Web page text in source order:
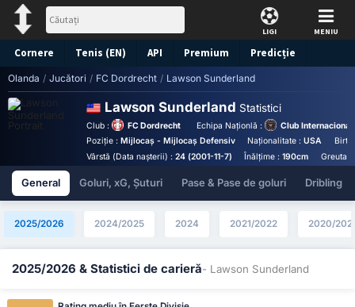
LIGI MENIU
Cornere Tenis (EN) API Premium Predicție
Olanda / Jucători / FC Dordrecht / Lawson Sunderland
Lawson Sunderland Statistici
Club : FC Dordrecht Echipa Naționlă :
Club
Poziție : Mijlocaș - Mijlocaș Defensiv Naționalitate :USA
Vârstă (Data nașterii) : 24 (2001-11-7) Înălțime :190cm
General Goluri, xG, Șuturi Pase & Pase de goluri Dribling
2025/2026 2024/2025 2024 2021/2022 2020/
2025/2026 & Statistici de carieră- Lawson Sunderland